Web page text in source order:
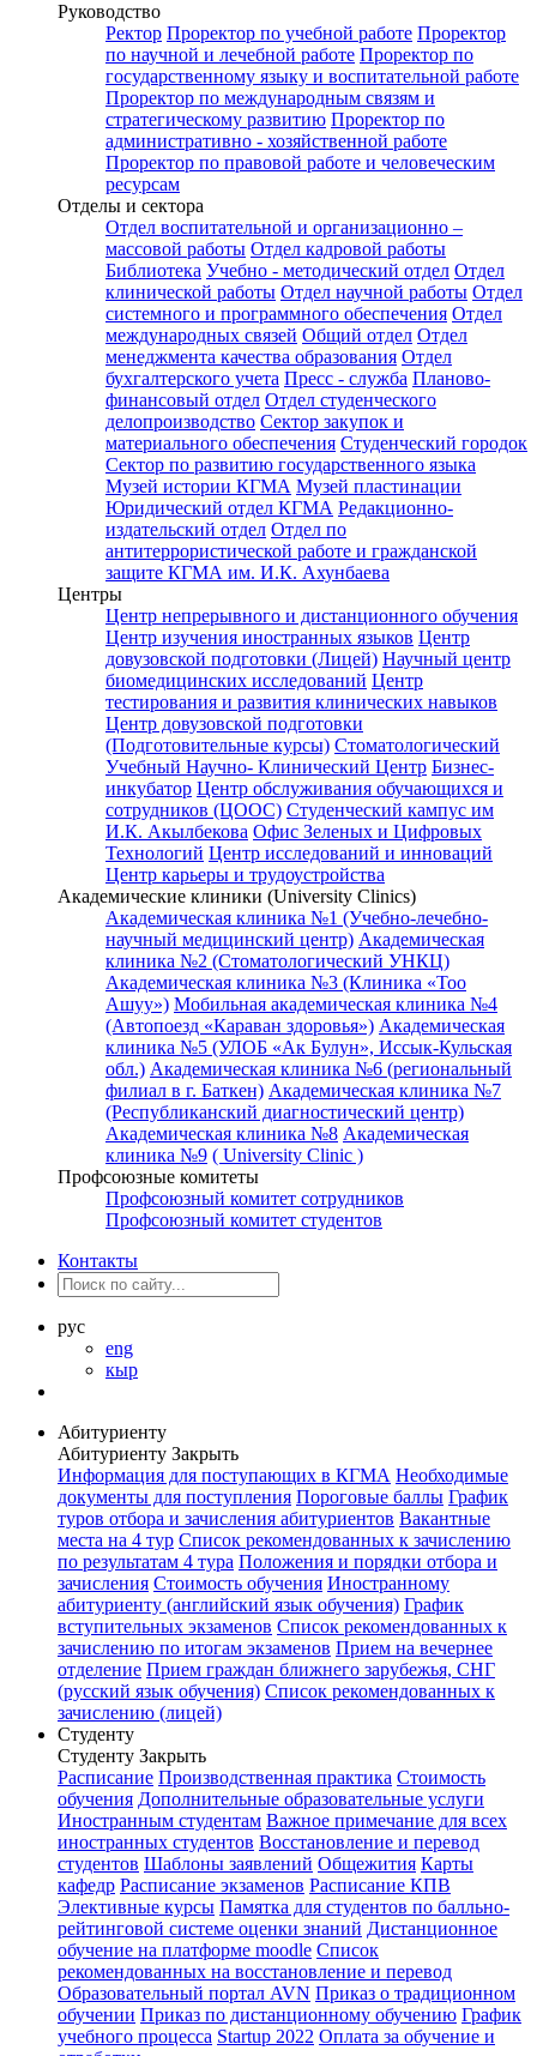
Руководство
Ректор Проректор по учебной работе Проректор
по научной и лечебной работе Проректор по
государственному языку и воспитательной работе
Проректор по международным связям и
стратегическому развитию Проректор по
административно - хозяйственной работе
Проректор по правовой работе и человеческим
ресурсам
Отделы и сектора
Отдел воспитательной и организационно –
массовой работы Отдел кадровой работы
Библиотека Учебно - методический отдел Отдел
клинической работы Отдел научной работы Отдел
системного и программного обеспечения Отдел
международных связей Общий отдел Отдел
менеджмента качества образования Отдел
бухгалтерского учета Пресс - служба Планово-
финансовый отдел Отдел студенческого
делопроизводство Сектор закупок и
материального обеспечения Студенческий городок
Сектор по развитию государственного языка
Музей истории КГМА Музей пластинации
Юридический отдел КГМА Редакционно-
издательский отдел Отдел по
антитеррористической работе и гражданской
защите КГМА им. И.К. Ахунбаева
Центры
Центр непрерывного и дистанционного обучения
Центр изучения иностранных языков Центр
довузовской подготовки (Лицей) Научный центр
биомедицинских исследований Центр
тестирования и развития клинических навыков
Центр довузовской подготовки
(Подготовительные курсы) Стоматологический
Учебный Научно- Клинический Центр Бизнес-
инкубатор Центр обслуживания обучающихся и
сотрудников (ЦООС) Студенческий кампус им
И.К. Акылбекова Офис Зеленых и Цифровых
Технологий Центр исследований и инноваций
Центр карьеры и трудоустройства
Академические клиники (University Clinics)
Академическая клиника №1 (Учебно-лечебно-
научный медицинский центр) Академическая
клиника №2 (Стоматологический УНКЦ)
Академическая клиника №3 (Клиника «Тоо
Ашуу») Мобильная академическая клиника №4
(Автопоезд «Караван здоровья») Академическая
клиника №5 (УЛОБ «Ак Булун», Иссык-Кульская
обл.) Академическая клиника №6 (региональный
филиал в г. Баткен) Академическая клиника №7
(Республиканский диагностический центр)
Академическая клиника №8 Академическая
клиника №9 ( University Clinic )
Профсоюзные комитеты
Профсоюзный комитет сотрудников
Профсоюзный комитет студентов
Контакты
рус
eng
кыр
Абитуриенту
Абитуриенту Закрыть
Информация для поступающих в КГМА Необходимые
документы для поступления Пороговые баллы График
туров отбора и зачисления абитуриентов Вакантные
места на 4 тур Список рекомендованных к зачислению
по результатам 4 тура Положения и порядки отбора и
зачисления Стоимость обучения Иностранному
абитуриенту (английский язык обучения) График
вступительных экзаменов Список рекомендованных к
зачислению по итогам экзаменов Прием на вечернее
отделение Прием граждан ближнего зарубежья, СНГ
(русский язык обучения) Список рекомендованных к
зачислению (лицей)
Студенту
Студенту Закрыть
Расписание Производственная практика Стоимость
обучения Дополнительные образовательные услуги
Иностранным студентам Важное примечание для всех
иностранных студентов Восстановление и перевод
студентов Шаблоны заявлений Общежития Карты
кафедр Расписание экзаменов Расписание КПВ
Элективные курсы Памятка для студентов по балльно-
рейтинговой системе оценки знаний Дистанционное
обучение на платформе moodle Список
рекомендованных на восстановление и перевод
Образовательный портал AVN Приказ о традиционном
обучении Приказ по дистанционному обучению График
учебного процесса Startup 2022 Оплата за обучение и